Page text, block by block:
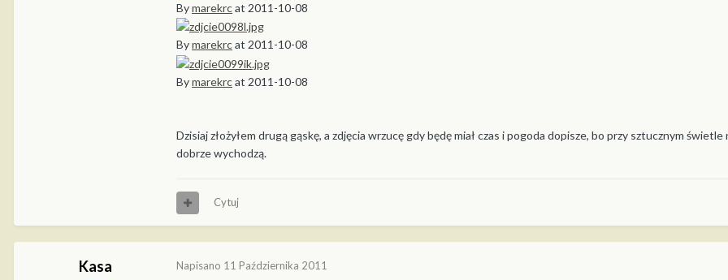
Bymarekrcat 2011-10-08
Bymarekrcat 2011-10-08
Bymarekrcat 2011-10-08
Dzisiaj złożyłem drugą gąskę, a zdjęcia wrzucę gdy będę miał czas i pogoda dopisze, bo przy sztucznym świetle
dobrze wychodzą.
Cytuj
Kasa Napisano 11 Października 2011